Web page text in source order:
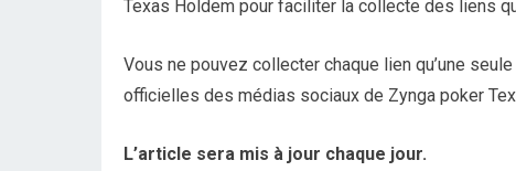
Texas Holdem pour faciliter la collecte des liens
Vous ne pouvez collecter chaque lien qu’une
officielles des médias sociaux de Zynga poker
L’article sera mis à jour chaque jour.